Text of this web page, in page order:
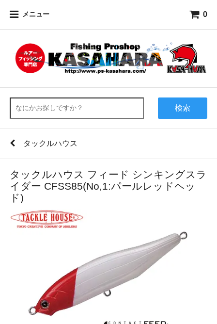
メニュー 0
検索
タックルハウス
タックルハウス フィード シンキングスラ
イダー CFSS85(No,1:パールレッドヘッ
ド)